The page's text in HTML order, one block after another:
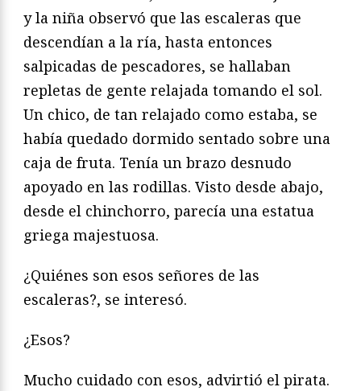
y la niña observó que las escaleras que
descendían a la ría, hasta entonces
salpicadas de pescadores, se hallaban
repletas de gente relajada tomando el sol.
Un chico, de tan relajado como estaba, se
había quedado dormido sentado sobre una
caja de fruta. Tenía un brazo desnudo
apoyado en las rodillas. Visto desde abajo,
desde el chinchorro, parecía una estatua
griega majestuosa.
¿Quiénes son esos señores de las
escaleras?, se interesó.
¿Esos?
Mucho cuidado con esos, advirtió el pirata.